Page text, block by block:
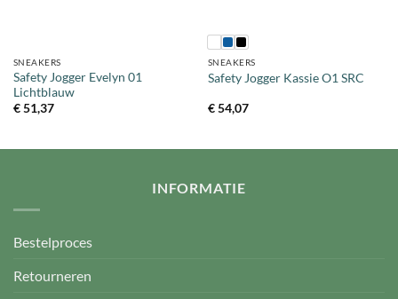
SNEAKERS
Safety Jogger Evelyn 01
Lichtblauw
€51,37
SNEAKERS
Safety Jogger Kassie O1 SRC
€54,07
INFORMATIE
Bestelproces
Retourneren